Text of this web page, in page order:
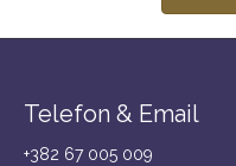
Telefon & Email
+382 67 005 009